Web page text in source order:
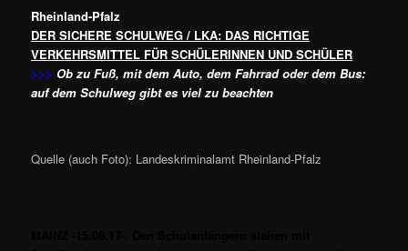
Rheinland-Pfalz
DER SICHERE SCHULWEG / LKA: DAS RICHTIGE
VERKEHRSMITTEL FÜR SCHÜLERINNEN UND SCHÜLER
>>> Ob zu Fuß, mit dem Auto, dem Fahrrad oder dem Bus:
auf dem Schulweg gibt es viel zu beachten
Quelle (auch Foto): Landeskriminalamt Rheinland-Pfalz